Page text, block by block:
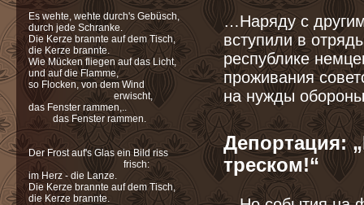
…Наряду с
вступили в
республике
проживания
на нужды
Депортация:
треском!“
Es wehte, wehte durch's Gebüsch,
durch jede Schranke.
Die Kerze brannte auf dem Tisch,
die Kerze brannte.
Wie Mücken fliegen auf das Licht,
und auf die Flamme,
so Flocken, von dem Wind
erwischt,
das Fenster rammen,..
das Fenster rammen.
Der Frost auf's Glas ein Bild riss
frisch:
im Herz - die Lanze.
Die Kerze brannte auf dem Tisch,
die Kerze brannte.